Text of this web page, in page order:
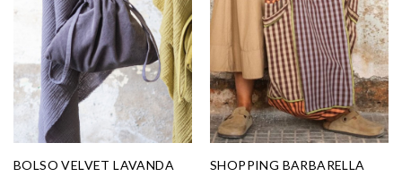
BOLSO VELVET LAVANDA
SHOPPING BARBARELLA